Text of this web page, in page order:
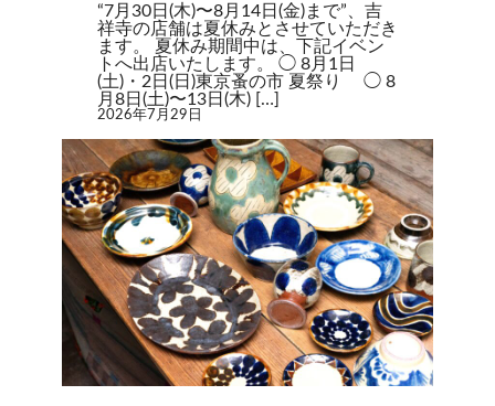
“7月30日(木)〜8月14日(金)まで”、吉
祥寺の店舗は夏休みとさせていただき
ます。 夏休み期間中は、下記イベン
トへ出店いたします。 ◯ 8月1日
(土)・2日(日)東京蚤の市 夏祭り ◯ 8
月8日(土)〜13日(木) […]
2026年7月29日